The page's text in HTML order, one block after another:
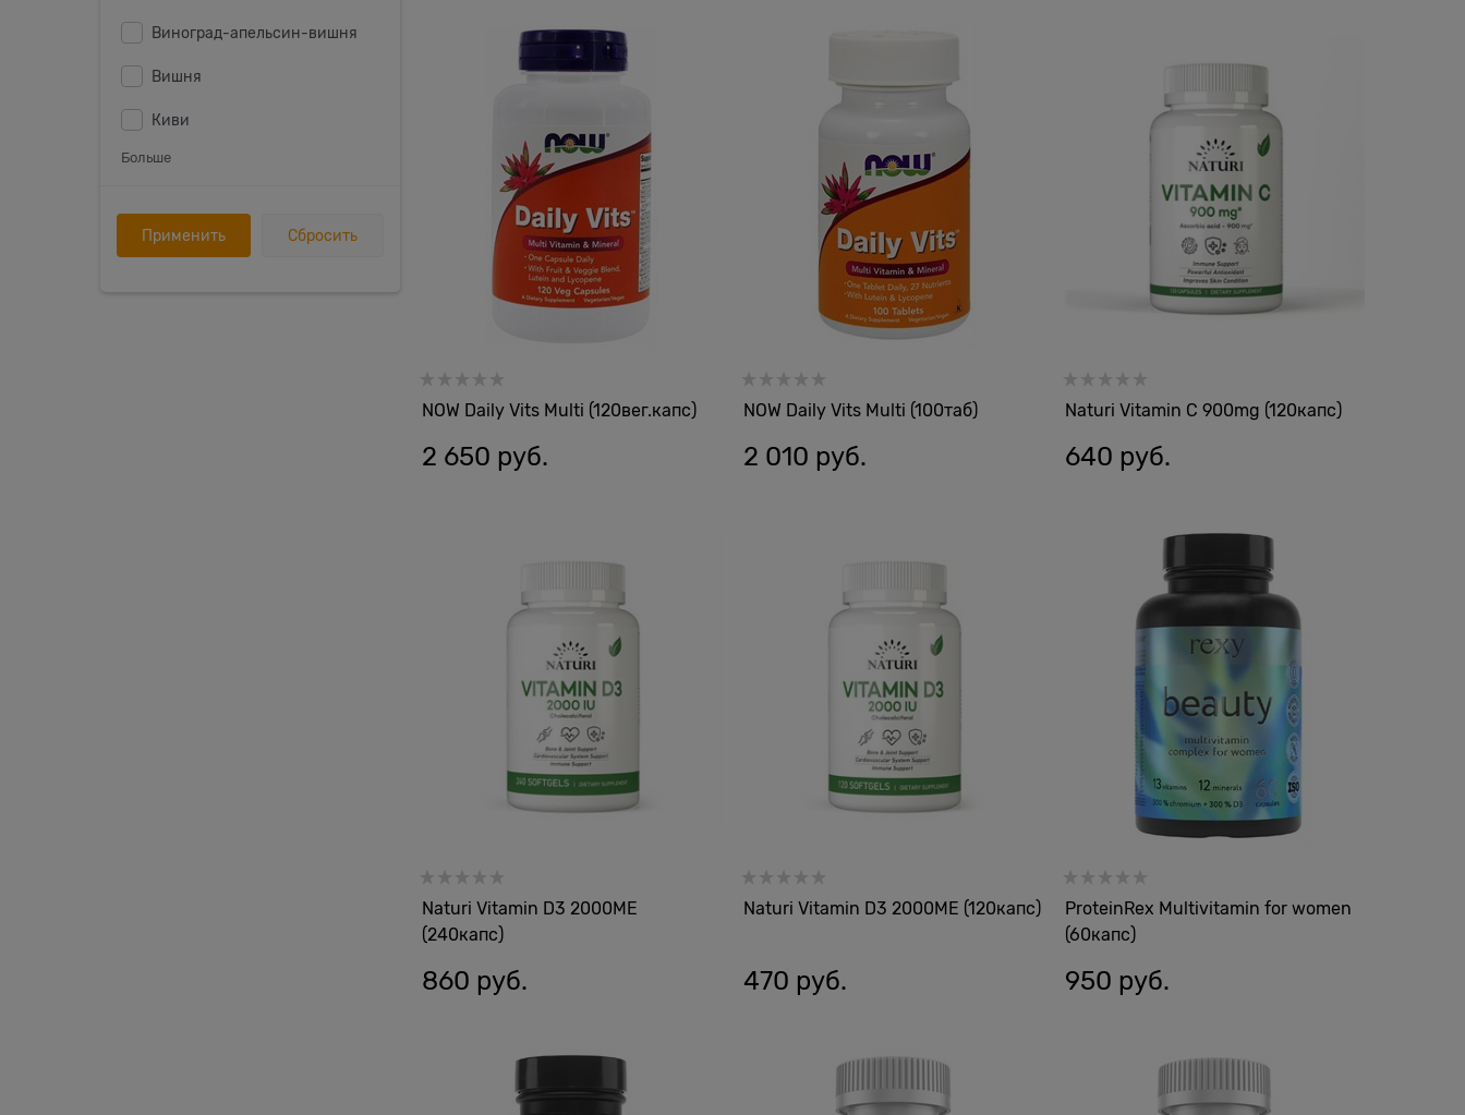
Виноград-апельсин-вишня
Вишня
Киви
Больше
NOW Daily Vits Multi (120вег.капс)
2 650 руб.
NOW Daily Vits Multi (100таб)
2 010 руб.
Naturi Vitamin C 900mg (120капс)
640 руб.
Naturi Vitamin D3 2000ME
(240капс)
860 руб.
Naturi Vitamin D3 2000ME (120капс)
470 руб.
ProteinRex Multivitamin for women
(60капс)
950 руб.